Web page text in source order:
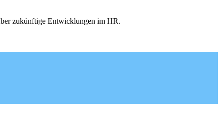
zukünftige Entwicklungen im HR.